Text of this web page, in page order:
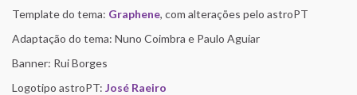
Template do tema: Graphene, com alterações pelo astroPT
Adaptação do tema: Nuno Coimbra e Paulo Aguiar
Banner: Rui Borges
Logotipo astroPT: José Raeiro